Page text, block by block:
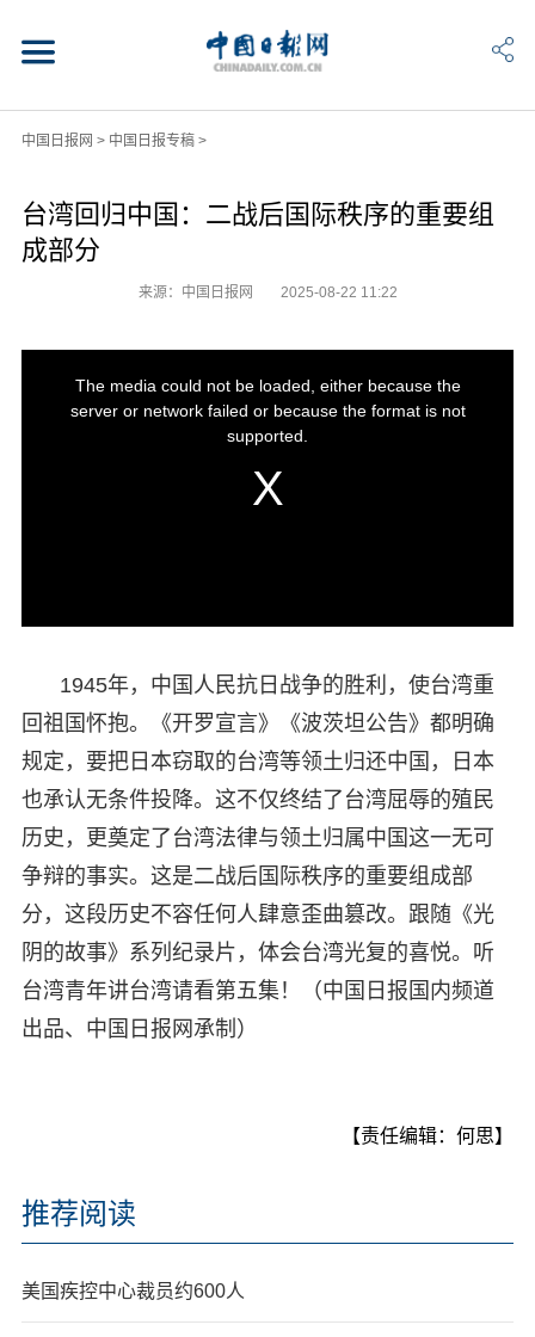
中国日报网 > 中国日报专稿>
台湾回归中国：二战后国际秩序的重要组
成部分
来源：中国日报网 2025-08-22 11:22
1945年，中国人民抗日战争的胜利，使台湾重
回祖国怀抱。《开罗宣言》《波茨坦公告》都明确
规定，要把日本窃取的台湾等领土归还中国，日本
也承认无条件投降。这不仅终结了台湾屈辱的殖民
历史，更奠定了台湾法律与领土归属中国这一无可
争辩的事实。这是二战后国际秩序的重要组成部
分，这段历史不容任何人肆意歪曲篡改。跟随《光
阴的故事》系列纪录片，体会台湾光复的喜悦。听
台湾青年讲台湾请看第五集！（中国日报国内频道
出品、中国日报网承制）
【责任编辑：何思】
推荐阅读
美国疾控中心裁员约600人